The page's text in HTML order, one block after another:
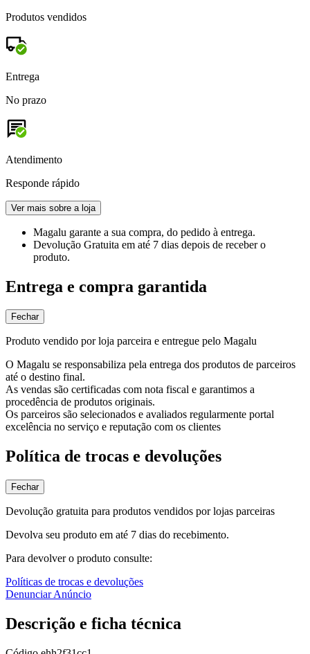
Produtos vendidos
Entrega
No prazo
Atendimento
Responde rápido
Ver mais sobre a loja
Magalu garante a sua compra, do pedido à entrega.
Devolução Gratuita em até 7 dias depois de receber o
produto.
Entrega e compra garantida
Fechar
Produto vendido por loja parceira e entregue pelo Magalu
O Magalu se responsabiliza pela entrega dos produtos de parceiros
até o destino final.
As vendas são certificadas com nota fiscal e garantimos a
procedência de produtos originais.
Os parceiros são selecionados e avaliados regularmente portal
excelência no serviço e reputação com os clientes
Política de trocas e devoluções
Fechar
Devolução gratuita para produtos vendidos por lojas parceiras
Devolva seu produto em até 7 dias do recebimento.
Para devolver o produto consulte:
Políticas de trocas e devoluções
Denunciar Anúncio
Descrição e ficha técnica